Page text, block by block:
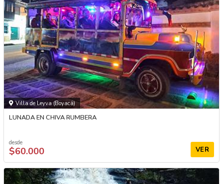
Villa de Leyva (Boyacá)
LUNADA EN CHIVA RUMBERA
desde
$60.000 VER